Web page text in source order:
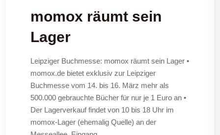
momox räumt sein
Lager
Leipziger Buchmesse: momox räumt sein Lager •
momox.de bietet exklusiv zur Leipziger
Buchmesse vom 14. bis 16. März mehr als
500.000 gebrauchte Bücher für nur je 1 Euro an •
Der Lagerverkauf findet von 10 bis 18 Uhr im
momox-Lager (ehemalig Quelle) an der